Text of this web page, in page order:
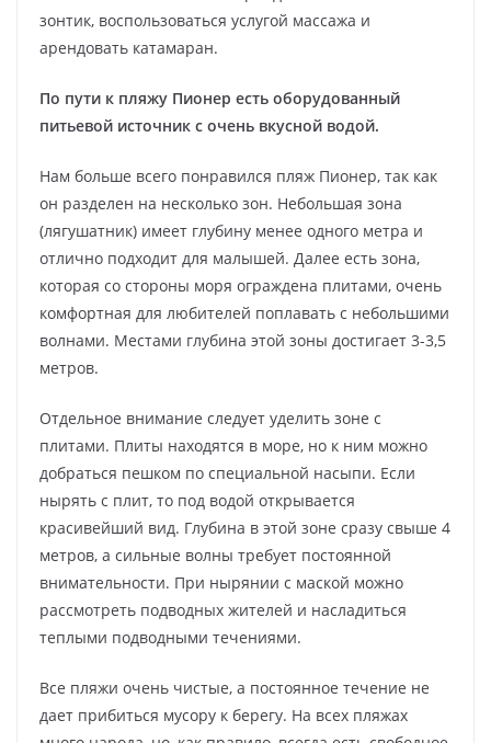
зонтик, воспользоваться услугой массажа и
арендовать катамаран.
По пути к пляжу Пионер есть оборудованный
питьевой источник с очень вкусной водой.
Нам больше всего понравился пляж Пионер, так как
он разделен на несколько зон. Небольшая зона
(лягушатник) имеет глубину менее одного метра и
отлично подходит для малышей. Далее есть зона,
которая со стороны моря ограждена плитами, очень
комфортная для любителей поплавать с небольшими
волнами. Местами глубина этой зоны достигает 3-3,5
метров.
Отдельное внимание следует уделить зоне с
плитами. Плиты находятся в море, но к ним можно
добраться пешком по специальной насыпи. Если
нырять с плит, то под водой открывается
красивейший вид. Глубина в этой зоне сразу свыше 4
метров, а сильные волны требует постоянной
внимательности. При нырянии с маской можно
рассмотреть подводных жителей и насладиться
теплыми подводными течениями.
Все пляжи очень чистые, а постоянное течение не
дает прибиться мусору к берегу. На всех пляжах